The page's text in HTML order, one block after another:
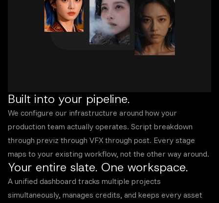
Built into your pipeline.
We configure our infrastructure around how your
production team actually operates. Script breakdown
through previz through VFX through post. Every stage
maps to your existing workflow, not the other way around.
Your entire slate. One workspace.
A unified dashboard tracks multiple projects
simultaneously, manages credits, and keeps every asset